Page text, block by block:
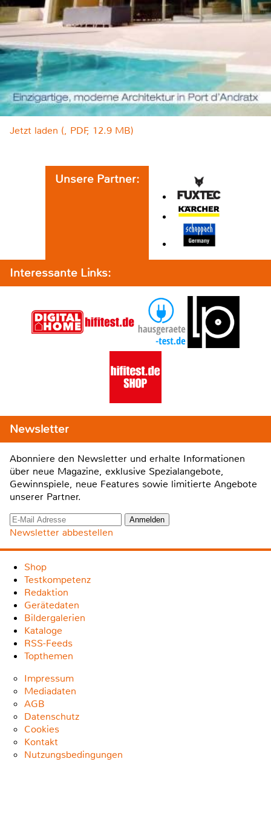
Jetzt laden (, PDF, 12.9 MB)
Unsere Partner:
Interessante Links:
Newsletter
Abonniere den Newsletter und erhalte Informationen
über neue Magazine, exklusive Spezialangebote,
Gewinnspiele, neue Features sowie limitierte Angebote
unserer Partner.
Newsletter abbestellen
Shop
Testkompetenz
Redaktion
Gerätedaten
Bildergalerien
Kataloge
RSS-Feeds
Topthemen
Impressum
Mediadaten
AGB
Datenschutz
Cookies
Kontakt
Nutzungsbedingungen